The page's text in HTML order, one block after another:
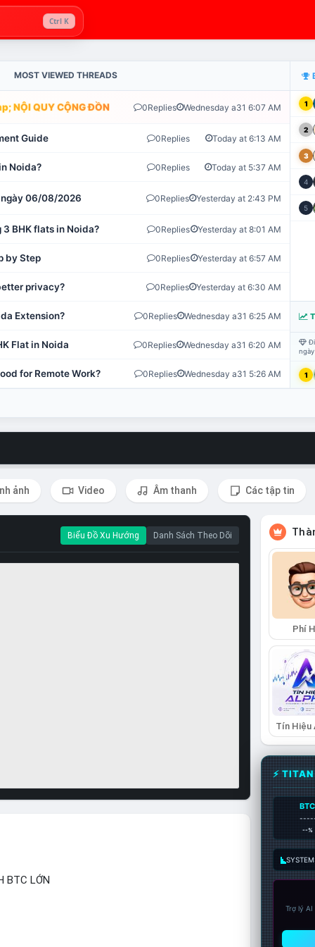
Ctrl K
MOST VIEWED THREADS
NỘI QUY CỘNG ĐỒNG VLIKE.VN: HỆ THỐNG GIÁM SÁT TỰ
0Replies Wednesday a31 6:07 AM
Guide 0Replies Today at 6:13 AM
Noida? 0Replies Today at 5:37 AM
ngày 06/08/2026 0Replies Yesterday at 2:43 PM
BHK flats in Noida? 0Replies Yesterday at 8:01 AM
by Step 0Replies Yesterday at 6:57 AM
privacy? 0Replies Yesterday at 6:30 AM
Extension? 0Replies Wednesday a31 6:25 AM
Flat in Noida 0Replies Wednesday a31 6:20 AM
for Remote Work? 0Replies Wednesday a31 5:26 AM
1
2
3
4
5
1
ảnh Video Âm thanh Các tập tin
Biểu Đồ Xu Hướng Danh Sách Theo Dõi
BTC LỚN
Phí
Tín Hiệu
⚡
BTC
--%
Trợ lý